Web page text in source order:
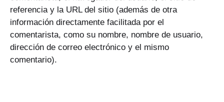
referencia y la URL del sitio (además de otra
información directamente facilitada por el
comentarista, como su nombre, nombre de usuario,
dirección de correo electrónico y el mismo
comentario).